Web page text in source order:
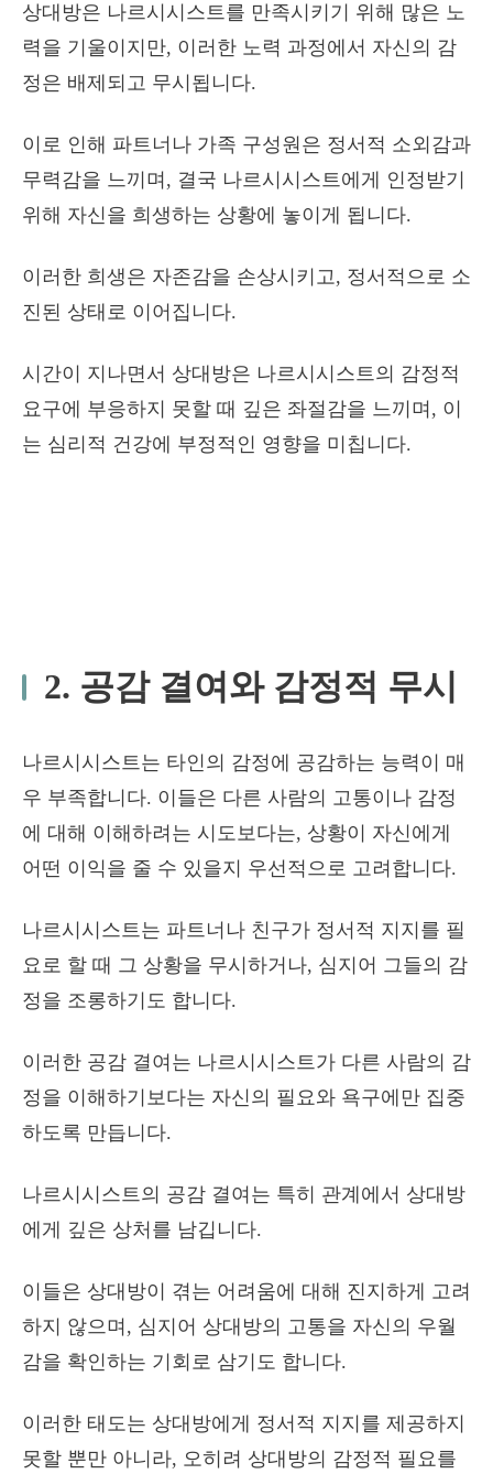
상대방은 나르시시스트를 만족시키기 위해 많은 노
력을 기울이지만, 이러한 노력 과정에서 자신의 감
정은 배제되고 무시됩니다.
이로 인해 파트너나 가족 구성원은 정서적 소외감과
무력감을 느끼며, 결국 나르시시스트에게 인정받기
위해 자신을 희생하는 상황에 놓이게 됩니다.
이러한 희생은 자존감을 손상시키고, 정서적으로 소
진된 상태로 이어집니다.
시간이 지나면서 상대방은 나르시시스트의 감정적
요구에 부응하지 못할 때 깊은 좌절감을 느끼며, 이
는 심리적 건강에 부정적인 영향을 미칩니다.
2. 공감 결여와 감정적 무시
나르시시스트는 타인의 감정에 공감하는 능력이 매
우 부족합니다. 이들은 다른 사람의 고통이나 감정
에 대해 이해하려는 시도보다는, 상황이 자신에게
어떤 이익을 줄 수 있을지 우선적으로 고려합니다.
나르시시스트는 파트너나 친구가 정서적 지지를 필
요로 할 때 그 상황을 무시하거나, 심지어 그들의 감
정을 조롱하기도 합니다.
이러한 공감 결여는 나르시시스트가 다른 사람의 감
정을 이해하기보다는 자신의 필요와 욕구에만 집중
하도록 만듭니다.
나르시시스트의 공감 결여는 특히 관계에서 상대방
에게 깊은 상처를 남깁니다.
이들은 상대방이 겪는 어려움에 대해 진지하게 고려
하지 않으며, 심지어 상대방의 고통을 자신의 우월
감을 확인하는 기회로 삼기도 합니다.
이러한 태도는 상대방에게 정서적 지지를 제공하지
못할 뿐만 아니라, 오히려 상대방의 감정적 필요를